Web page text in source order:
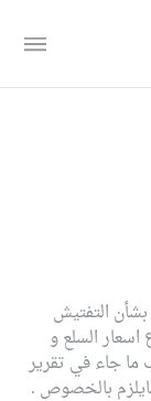
التفتيش
اسعار السلع و
ما جاء في تقرير
بالخصوص .